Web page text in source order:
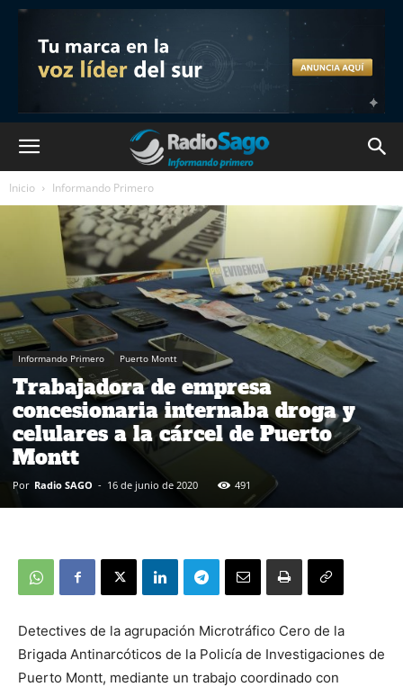
Inicio Informando Primero
Informando Primero Puerto Montt
Trabajadora de empresa
concesionaria internaba droga y
celulares a la cárcel de Puerto
Montt
Por Radio SAGO - 16 de junio de 2020 491
Detectives de la agrupación Microtráfico Cero de la
Brigada Antinarcóticos de la Policía de Investigaciones de
Puerto Montt, mediante un trabajo coordinado con